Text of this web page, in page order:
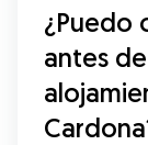
¿Puedo
antes